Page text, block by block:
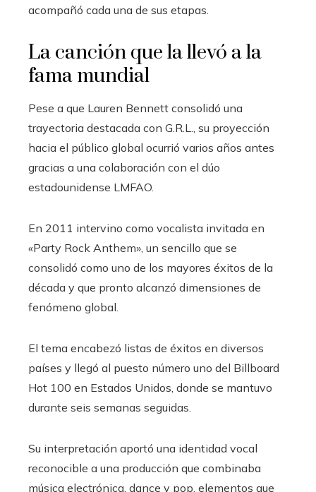
acompañó cada una de sus etapas.
La canción que la llevó a la
fama mundial
Pese a que Lauren Bennett consolidó una
trayectoria destacada con G.R.L., su proyección
hacia el público global ocurrió varios años antes
gracias a una colaboración con el dúo
estadounidense LMFAO.
En 2011 intervino como vocalista invitada en
«Party Rock Anthem», un sencillo que se
consolidó como uno de los mayores éxitos de la
década y que pronto alcanzó dimensiones de
fenómeno global.
El tema encabezó listas de éxitos en diversos
países y llegó al puesto número uno del Billboard
Hot 100 en Estados Unidos, donde se mantuvo
durante seis semanas seguidas.
Su interpretación aportó una identidad vocal
reconocible a una producción que combinaba
música electrónica, dance y pop, elementos que